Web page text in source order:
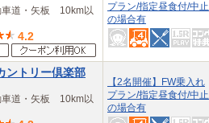
道・矢板 10km以
4.2
プラン/指定昼食付/中止
の場合有
ントリー倶楽部
道・矢板 10km以
【2名開催】FW乗入れ
プラン/指定昼食付/中止
の場合有